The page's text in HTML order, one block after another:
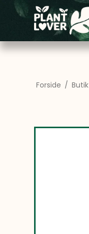
Forside / Butik